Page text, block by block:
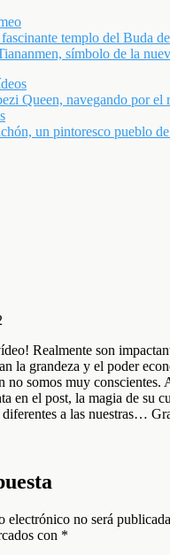
templo del Buda
símbolo de la
Queen, navegando por el
un pintoresco pueblo
Realmente son
la grandeza y el poder
no somos muy conscientes.
en el post, la magia de su
a las nuestras…
electrónico no será
con *